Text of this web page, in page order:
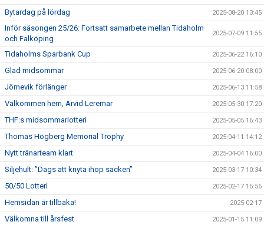
Bytardag på lördag 2025-08-20 13:45
Inför säsongen 25/26: Fortsatt samarbete mellan Tidaholm
och Falköping
2025-07-09 11:55
Tidaholms Sparbank Cup 2025-06-22 16:10
Glad midsommar 2025-06-20 08:00
Jörnevik förlänger 2025-06-13 11:58
Välkommen hem, Arvid Leremar 2025-05-30 17:20
THF:s midsommarlotteri 2025-05-05 16:43
Thomas Högberg Memorial Trophy 2025-04-11 14:12
Nytt tränarteam klart 2025-04-04 16:00
Siljehult: ”Dags att knyta ihop säcken” 2025-03-17 10:34
50/50 Lotteri 2025-02-17 15:56
Hemsidan är tillbaka! 2025-02-17
Välkomna till årsfest 2025-01-15 11:09